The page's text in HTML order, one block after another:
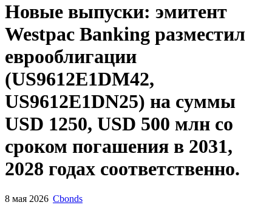
Новые выпуски: эмитент
Westpac Banking разместил
еврооблигации
(US9612E1DM42,
US9612E1DN25) на суммы
USD 1250, USD 500 млн со
сроком погашения в 2031,
2028 годах соответственно.
8 мая 2026 Cbonds